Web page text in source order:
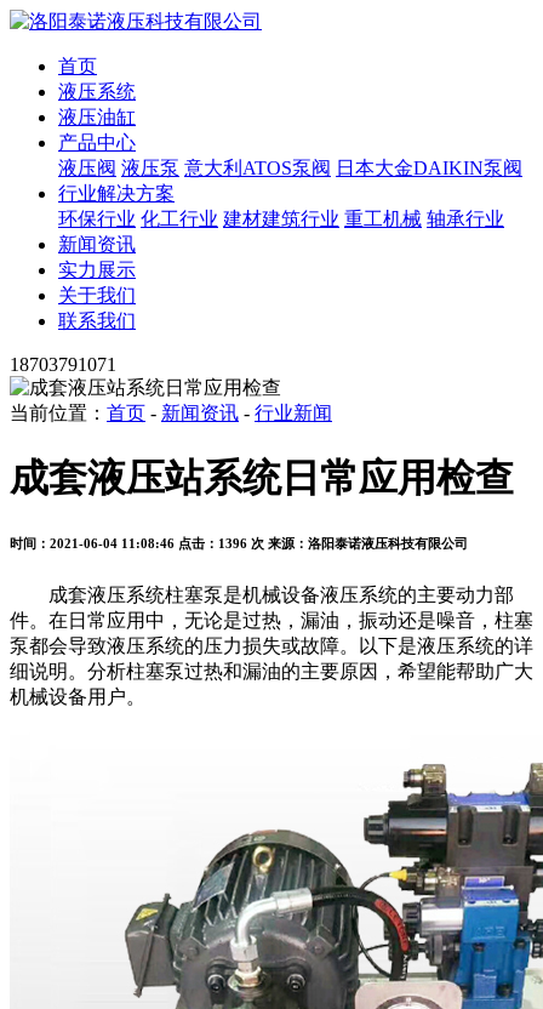
首页
液压系统
液压油缸
产品中心
液压阀 液压泵 意大利ATOS泵阀 日本大金DAIKIN泵阀
行业解决方案
环保行业 化工行业 建材建筑行业 重工机械 轴承行业
新闻资讯
实力展示
关于我们
联系我们
18703791071
当前位置： 首页 - 新闻资讯 - 行业新闻
成套液压站系统日常应用检查
时间：2021-06-04 11:08:46 点击：1396 次 来源：洛阳泰诺液压科技有限公司
成套液压系统柱塞泵是机械设备液压系统的主要动力部
件。在日常应用中，无论是过热，漏油，振动还是噪音，柱塞
泵都会导致液压系统的压力损失或故障。以下是液压系统的详
细说明。分析柱塞泵过热和漏油的主要原因，希望能帮助广大
机械设备用户。